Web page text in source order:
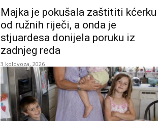
Majka je pokušala zaštititi kćerku
od ružnih riječi, a onda je
stjuardesa donijela poruku iz
zadnjeg reda
3 kolovoza, 2026